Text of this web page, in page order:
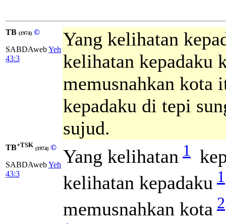
TB (1974) ©
SABDAwebYeh
43:3
Yang kelihatan
kelihatan kepadaku
memusnahkan kota
kepadaku di tepi
sujud.
TB+TSK (1974) ©
SABDAwebYeh
43:3
Yang kelihatan 1
kelihatan kepadaku 1
memusnahkan kota 2